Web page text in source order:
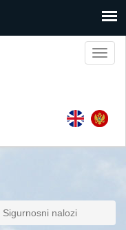
Sigurnosni nalozi